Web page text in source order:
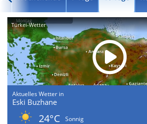
Türkei-Wetter
Aktuelles Wetter in
Eski Buzhane
24°C
Sonnig